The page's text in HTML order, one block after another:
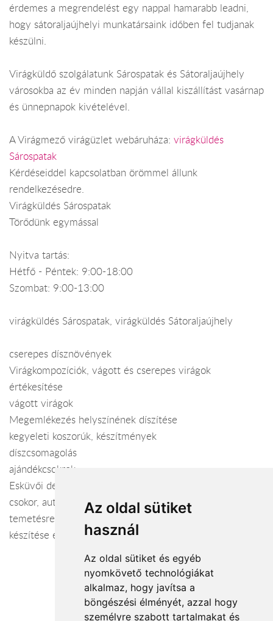
Az oldal sütiket
használ
Az oldal sütiket és egyéb
nyomkövető technológiákat
alkalmaz, hogy javítsa a
böngészési élményét, azzal hogy
személyre szabott tartalmakat és
érdemes a megrendelést egy nappal hamarabb leadni,
hogy sátoraljaújhelyi munkatársaink időben fel tudjanak
készülni.
Virágküldő szolgálatunk Sárospatak és Sátoraljaújhely
városokba az év minden napján vállal kiszállítást vasárnap
és ünnepnapok kivételével.
A Virágmező virágüzlet webáruháza: virágküldés
Sárospatak
Kérdéseiddel kapcsolatban örömmel állunk
rendelkezésedre.
Virágküldés Sárospatak
Törődünk egymással
Nyitva tartás:
Hétfő - Péntek: 9:00-18:00
Szombat: 9:00-13:00
virágküldés Sárospatak, virágküldés Sátoraljaújhely
cserepes dísznövények
Virágkompozíciók, vágott és cserepes virágok
értékesítése
vágott virágok
Megemlékezés helyszínének díszítése
kegyeleti koszorúk, készítmények
díszcsomagolás
ajándékcsokrok
Esküvői dekorációk teljes kivitelezése: menyasszonyi
csokor, autódísz, koszorúslány és dobó csokor, kitűző.
temetésre koszorúk, sírcsokrok, urna- és koporsódíszek
készítése és kiszállítása.
Elfogadott fizetési módok